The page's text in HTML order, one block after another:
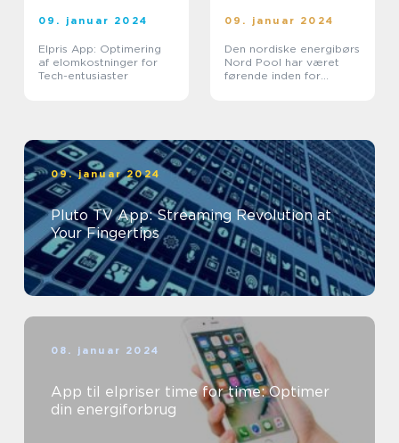
09. januar 2024
Elpris App: Optimering
af elomkostninger for
Tech-entusiaster
09. januar 2024
Den nordiske energibørs
Nord Pool har været
førende inden for
09. januar 2024
Pluto TV App: Streaming Revolution at
Your Fingertips
08. januar 2024
App til elpriser time for time: Optimer
din energiforbrug